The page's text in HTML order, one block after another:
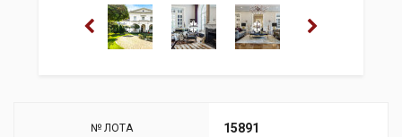
№ ЛОТА 15891